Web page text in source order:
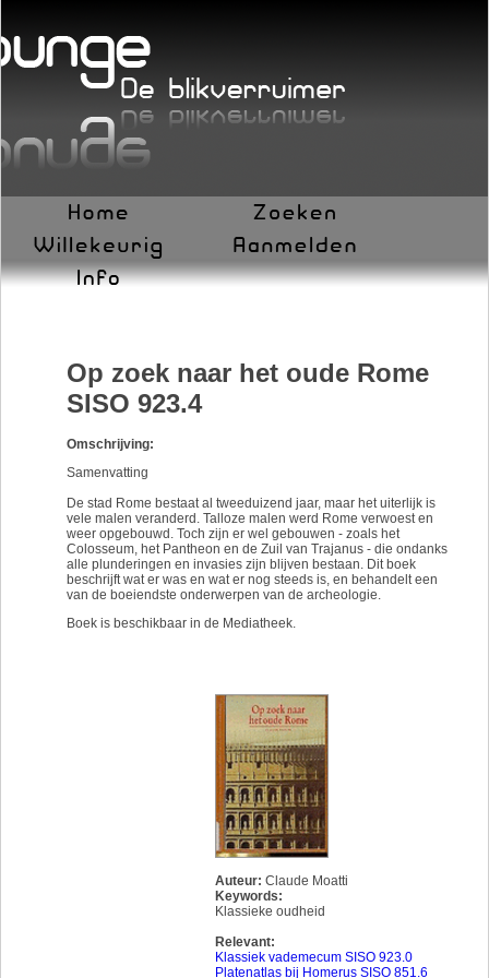
Op zoek naar het oude Rome
SISO 923.4
Omschrijving:
Samenvatting
De stad Rome bestaat al tweeduizend jaar, maar het uiterlijk is
vele malen veranderd. Talloze malen werd Rome verwoest en
weer opgebouwd. Toch zijn er wel gebouwen - zoals het
Colosseum, het Pantheon en de Zuil van Trajanus - die ondanks
alle plunderingen en invasies zijn blijven bestaan. Dit boek
beschrijft wat er was en wat er nog steeds is, en behandelt een
van de boeiendste onderwerpen van de archeologie.
Boek is beschikbaar in de Mediatheek.
Auteur: Claude Moatti
Keywords:
Klassieke oudheid
Relevant:
Klassiek vademecum SISO 923.0
Platenatlas bij Homerus SISO 851.6